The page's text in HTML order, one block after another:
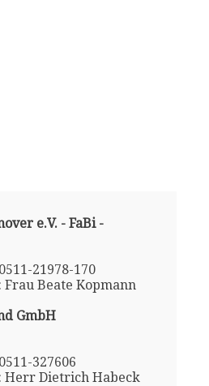
e.V. - FaBi -
21978-170
Beate Kopmann
GmbH
327606
Herr Dietrich Habeck